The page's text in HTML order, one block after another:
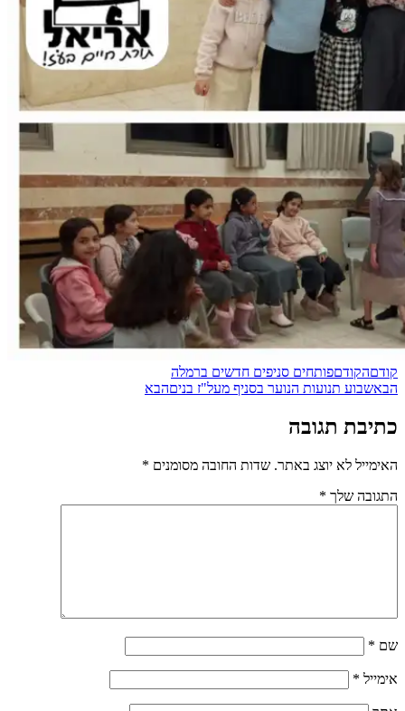
קודםהקודםפותחים סניפים חדשים ברמלה
הבאשבוע תנועות הנוער בסניף מעל"ז בניםהבא
כתיבת תגובה
האימייל לא יוצג באתר. שדות החובה מסומנים*
התגובה שלך*
שם*
אימייל*